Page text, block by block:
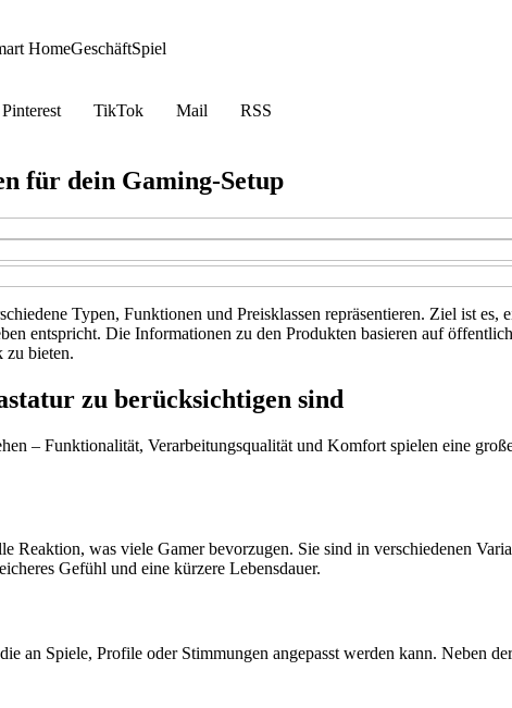
HomeGeschäftSpiel
Pinterest TikTok Mail
RSS
für dein Gaming-Setup
Typen, Funktionen und Preisklassen repräsentieren. Ziel ist
entspricht. Die Informationen zu den Produkten basieren auf
zu bieten.
zu berücksichtigen sind
– Funktionalität, Verarbeitungsqualität und Komfort spielen eine
Reaktion, was viele Gamer bevorzugen. Sie sind in verschiedenen
Gefühl und eine kürzere Lebensdauer.
an Spiele, Profile oder Stimmungen angepasst werden kann. Neben